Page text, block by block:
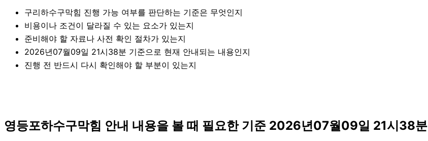
구리하수구막힘 진행 가능 여부를 판단하는 기준은 무엇인지
비용이나 조건이 달라질 수 있는 요소가 있는지
준비해야 할 자료나 사전 확인 절차가 있는지
2026년07월09일 21시38분 기준으로 현재 안내되는 내용인지
진행 전 반드시 다시 확인해야 할 부분이 있는지
영등포하수구막힘 안내 내용을 볼 때 필요한 기준 2026년07월09일 21시38분